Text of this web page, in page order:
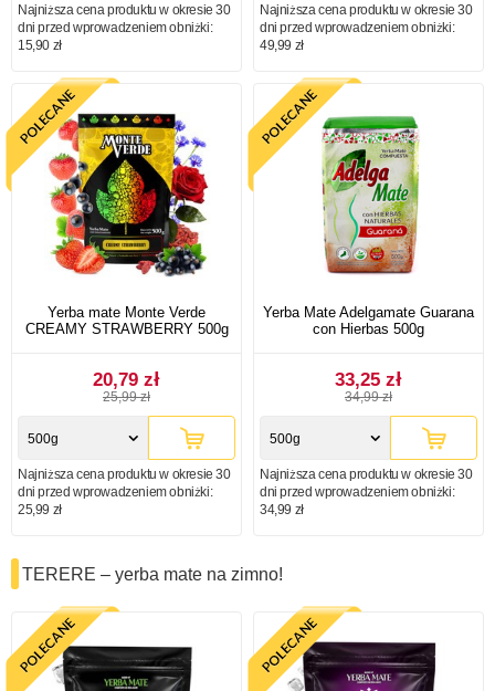
Najniższa cena produktu w okresie 30
dni przed wprowadzeniem obniżki:
15,90 zł
Najniższa cena produktu w okresie 30
dni przed wprowadzeniem obniżki:
49,99 zł
Yerba mate Monte Verde
CREAMY STRAWBERRY 500g
20,79 zł
25,99 zł
500g
Najniższa cena produktu w okresie 30
dni przed wprowadzeniem obniżki:
25,99 zł
Yerba Mate Adelgamate Guarana
con Hierbas 500g
33,25 zł
34,99 zł
500g
Najniższa cena produktu w okresie 30
dni przed wprowadzeniem obniżki:
34,99 zł
TERERE – yerba mate na zimno!